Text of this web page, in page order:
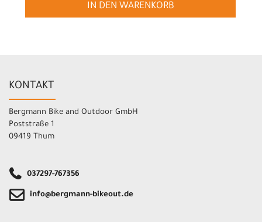
IN DEN WARENKORB
KONTAKT
Bergmann Bike and Outdoor GmbH
Poststraße 1
09419 Thum
037297-767356
info@bergmann-bikeout.de